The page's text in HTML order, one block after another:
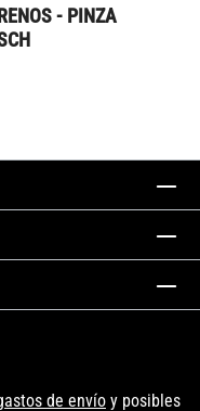
- PINZA
de envío y posibles